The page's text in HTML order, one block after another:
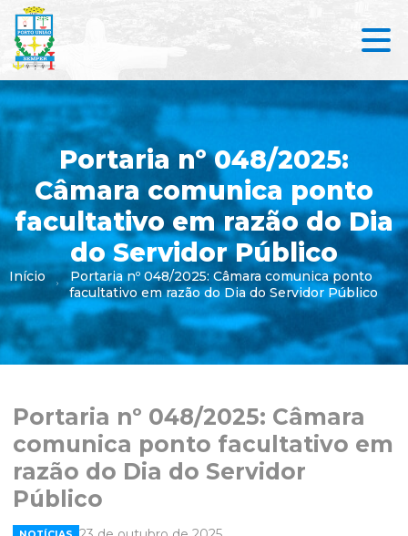
Portaria nº 048/2025:
Câmara comunica ponto
facultativo em razão do Dia
do Servidor Público
Início
Portaria nº 048/2025: Câmara comunica ponto
facultativo em razão do Dia do Servidor Público
Portaria nº 048/2025: Câmara
comunica ponto facultativo em
razão do Dia do Servidor
Público